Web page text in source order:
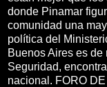
donde Pinamar
comunidad una
política del
Buenos Aires es
Seguridad,
nacional. FORO